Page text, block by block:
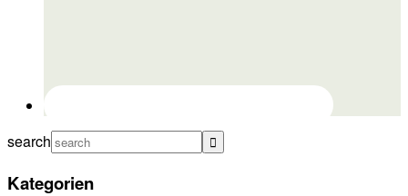
search
Kategorien